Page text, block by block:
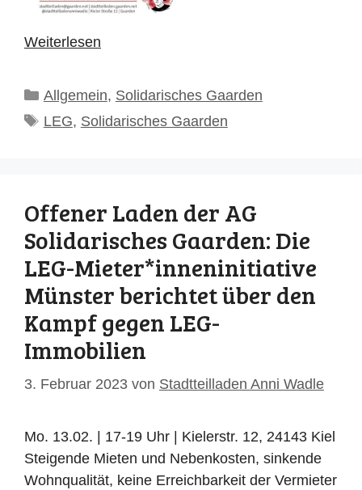
Weiterlesen
Kategorien
Allgemein, Solidarisches Gaarden
Schlagwörter
LEG, Solidarisches Gaarden
Offener Laden der AG
Solidarisches Gaarden: Die
LEG-Mieter*inneninitiative
Münster berichtet über den
Kampf gegen LEG-
Immobilien
3. Februar 2023 von Stadtteilladen Anni Wadle
Mo. 13.02. | 17-19 Uhr | Kielerstr. 12, 24143 Kiel
Steigende Mieten und Nebenkosten, sinkende
Wohnqualität, keine Erreichbarkeit der Vermieter